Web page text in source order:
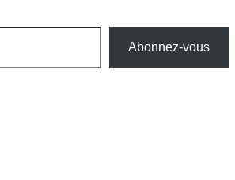
Abonnez-vous